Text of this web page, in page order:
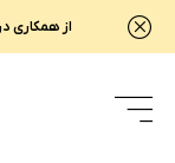
از همکاری